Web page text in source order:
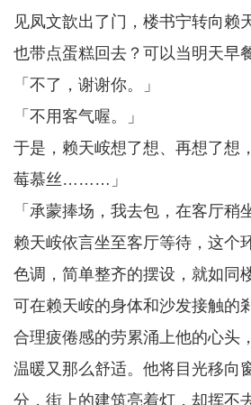
见凤文歆出了门，楼书宁转向赖
也带点蛋糕回去？可以当明天早
「不了，谢谢你。」
「不用客气喔。」
于是，赖天峖想了想、再想了
莓慕丝………」
「承蒙捧场，我去包，在客厅稍
赖天峖依言坐至客厅等待，这个
色调，简单整齐的摆设，就如同
可在赖天峖的身体和沙发接触的
合理疲倦感的劳累涌上他的心头
温暖又那么舒适。他将目光移向
分，街上的建筑亮着灯，却挥不